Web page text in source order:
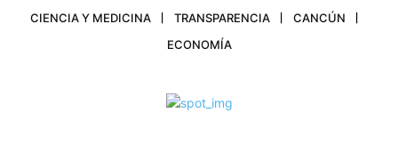
CIENCIA Y MEDICINA
TRANSPARENCIA
CANCÚN
ECONOMÍA